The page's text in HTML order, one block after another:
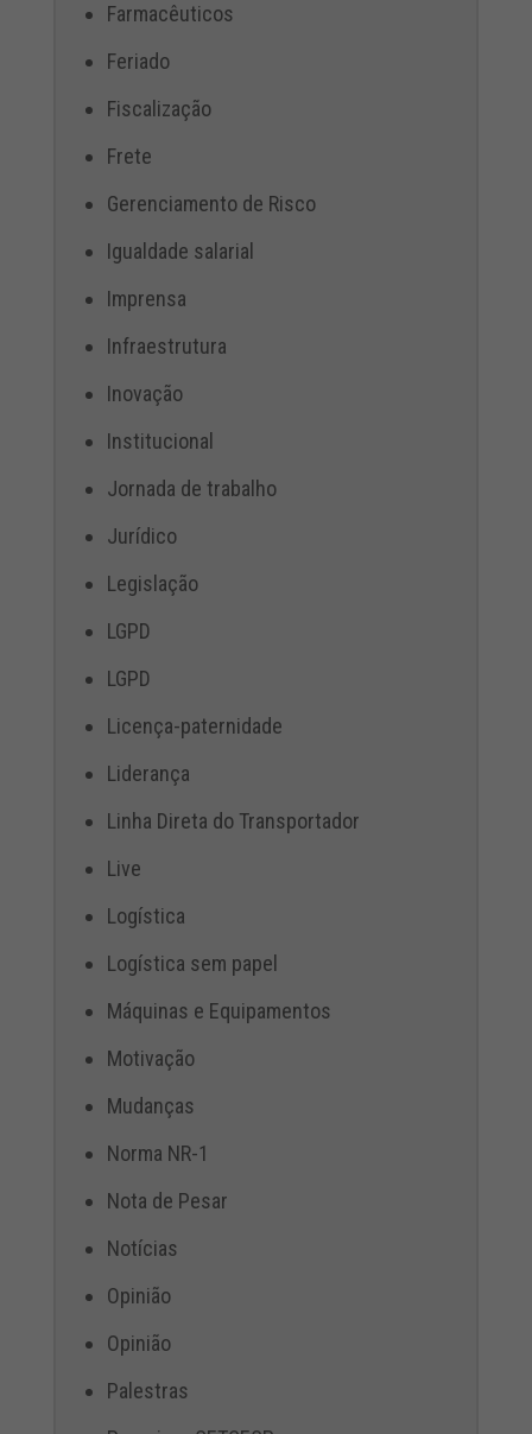
Farmacêuticos
Feriado
Fiscalização
Frete
Gerenciamento de Risco
Igualdade salarial
Imprensa
Infraestrutura
Inovação
Institucional
Jornada de trabalho
Jurídico
Legislação
LGPD
LGPD
Licença-paternidade
Liderança
Linha Direta do Transportador
Live
Logística
Logística sem papel
Máquinas e Equipamentos
Motivação
Mudanças
Norma NR-1
Nota de Pesar
Notícias
Opinião
Opinião
Palestras